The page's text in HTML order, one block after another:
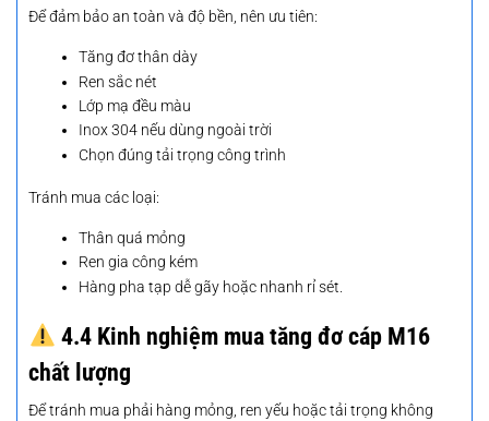
Để đảm bảo an toàn và độ bền, nên ưu tiên:
Tăng đơ thân dày
Ren sắc nét
Lớp mạ đều màu
Inox 304 nếu dùng ngoài trời
Chọn đúng tải trọng công trình
Tránh mua các loại:
Thân quá mỏng
Ren gia công kém
Hàng pha tạp dễ gãy hoặc nhanh rỉ sét.
4.4 Kinh nghiệm mua tăng đơ cáp M16
chất lượng
Để tránh mua phải hàng mỏng, ren yếu hoặc tải trọng không